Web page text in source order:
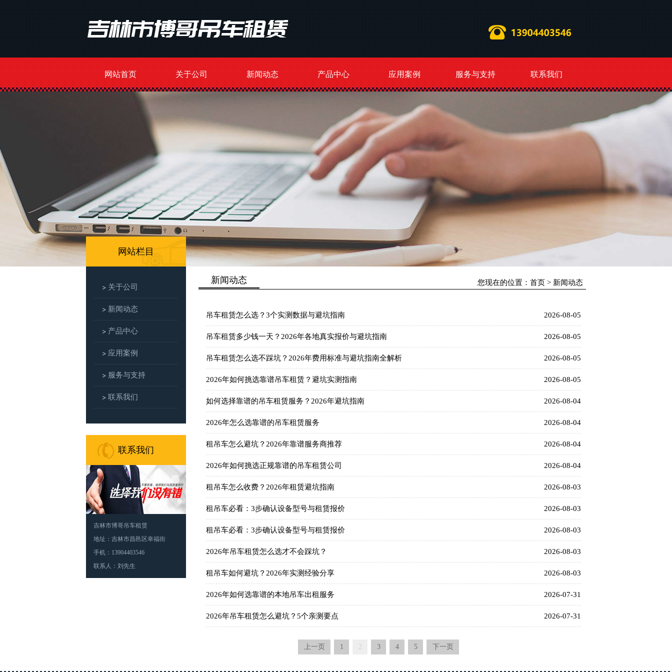
网站首页 关于公司 新闻动态 产品中心 应用案例 服务与支持 联系我们
网站栏目
关于公司
新闻动态
产品中心
应用案例
服务与支持
联系我们
联系我们
吉林市博哥吊车租赁
地址：吉林市昌邑区幸福街
手机：13904403546
联系人：刘先生
新闻动态 您现在的位置： 首页 > 新闻动态
2026-08-05
吊车租赁怎么选？3个实测数据与避坑指南
2026-08-05
吊车租赁多少钱一天？2026年各地真实报价与避坑指南
2026-08-05
吊车租赁怎么选不踩坑？2026年费用标准与避坑指南全解析
2026-08-05
2026年如何挑选靠谱吊车租赁？避坑实测指南
2026-08-04
如何选择靠谱的吊车租赁服务？2026年避坑指南
2026-08-04
2026年怎么选靠谱的吊车租赁服务
2026-08-04
租吊车怎么避坑？2026年靠谱服务商推荐
2026-08-04
2026年如何挑选正规靠谱的吊车租赁公司
2026-08-03
租吊车怎么收费？2026年租赁避坑指南
2026-08-03
租吊车必看：3步确认设备型号与租赁报价
2026-08-03
租吊车必看：3步确认设备型号与租赁报价
2026-08-03
2026年吊车租赁怎么选才不会踩坑？
2026-08-03
租吊车如何避坑？2026年实测经验分享
2026-07-31
2026年如何选靠谱的本地吊车出租服务
2026-07-31
2026年吊车租赁怎么避坑？5个亲测要点
上一页 1 2 3 4 5 下一页